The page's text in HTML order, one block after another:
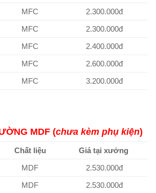
MFC
2.300.000đ
MFC
2.300.000đ
MFC
2.400.000đ
MFC
2.600.000đ
MFC 3.200.000đ
MDF (chưa kèm phụ kiện)
Chất liệu
Giá tại xưởng
MDF
2.530.000đ
MDF
2.530.000đ